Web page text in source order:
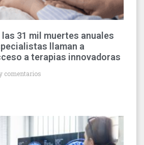
las 31 mil muertes anuales
llaman a
a terapias innovadoras
comentarios